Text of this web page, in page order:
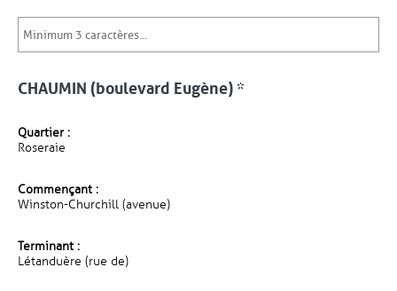
CHAUMIN (boulevard Eugène) *
Quartier :
Roseraie
Commençant :
Winston-Churchill (avenue)
Terminant :
Létanduère (rue de)